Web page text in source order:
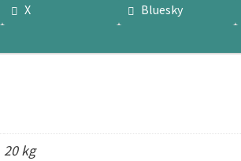
X Bluesky
20 kg